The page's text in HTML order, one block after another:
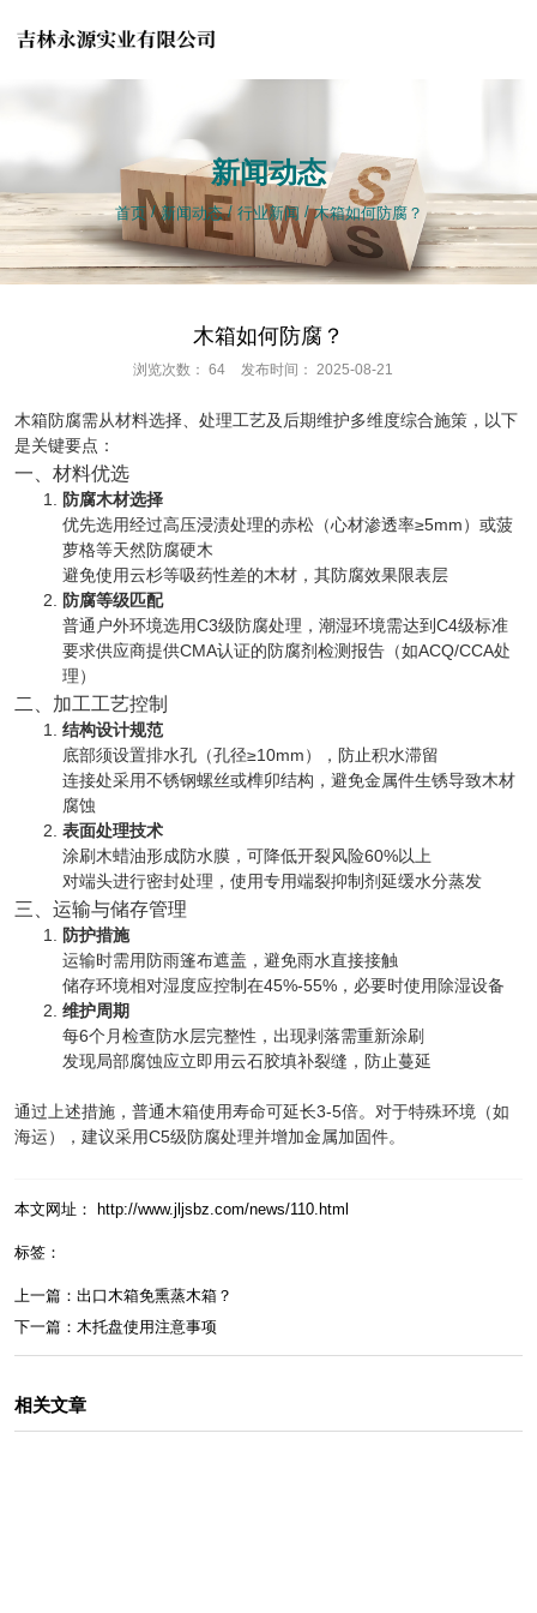
产品中心
首页/新闻动态 / 行业新闻 /木箱如何防腐？
新闻动态
首页/新闻动态 / 行业新闻 /木箱如何防腐？
木箱如何防腐？
浏览次数： 64 发布时间： 2025-08-21
木箱防腐需从材料选择、处理工艺及后期维护多维度综合施策，以下
是关键要点：
一、材料优选
防腐木材选择
优先选用经过高压浸渍处理的赤松（心材渗透率≥5mm）或菠
萝格等天然防腐硬木‌
避免使用云杉等吸药性差的木材，其防腐效果限表层‌
防腐等级匹配
普通户外环境选用C3级防腐处理，潮湿环境需达到C4级标准‌
要求供应商提供CMA认证的防腐剂检测报告（如ACQ/CCA处
理）‌
二、加工工艺控制
结构设计规范
底部须设置排水孔（孔径≥10mm），防止积水滞留‌
连接处采用不锈钢螺丝或榫卯结构，避免金属件生锈导致木材
腐蚀‌
表面处理技术
涂刷木蜡油形成防水膜，可降低开裂风险60%以上‌
对端头进行密封处理，使用专用端裂抑制剂延缓水分蒸发‌
三、运输与储存管理
防护措施
运输时需用防雨篷布遮盖，避免雨水直接接触‌
储存环境相对湿度应控制在45%-55%，必要时使用除湿设备‌
维护周期
每6个月检查防水层完整性，出现剥落需重新涂刷‌
发现局部腐蚀应立即用云石胶填补裂缝，防止蔓延‌
通过上述措施，普通木箱使用寿命可延长3-5倍。对于特殊环境（如
海运），建议采用C5级防腐处理并增加金属加固件‌。
本文网址： http://www.jljsbz.com/news/110.html
标签：
上一篇： 出口木箱免熏蒸木箱？
下一篇： 木托盘使用注意事项
相关文章